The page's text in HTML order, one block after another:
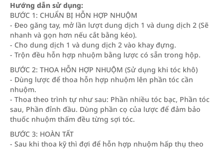
Hướng dẫn sử dụng:
BƯỚC 1: CHUẨN BỊ HỖN HỢP NHUỘM
- Đeo găng tay, mở lần lượt dung dịch 1 và dung dịch 2 (Sẽ
nhanh và gọn hơn nếu cắt bằng kéo).
- Cho dung dịch 1 và dung dịch 2 vào khay đựng.
- Trộn đều hỗn hợp nhuộm bằng lược có sẵn trong hộp.
BƯỚC 2: THOA HỖN HỢP NHUỘM (Sử dụng khi tóc khô)
- Dùng lược để thoa hỗn hợp nhuộm lên phần tóc cần
nhuộm.
- Thoa theo trình tự như sau: Phần nhiều tóc bạc, Phần tóc
sau, Phần đỉnh đầu. Dùng phần cọ của lược để đảm bảo
thuốc nhuộm thấm đều từng sợi tóc.
BƯỚC 3: HOÀN TẤT
- Sau khi thoa kỹ thì đợi để hỗn hợp nhuộm hấp thụ theo